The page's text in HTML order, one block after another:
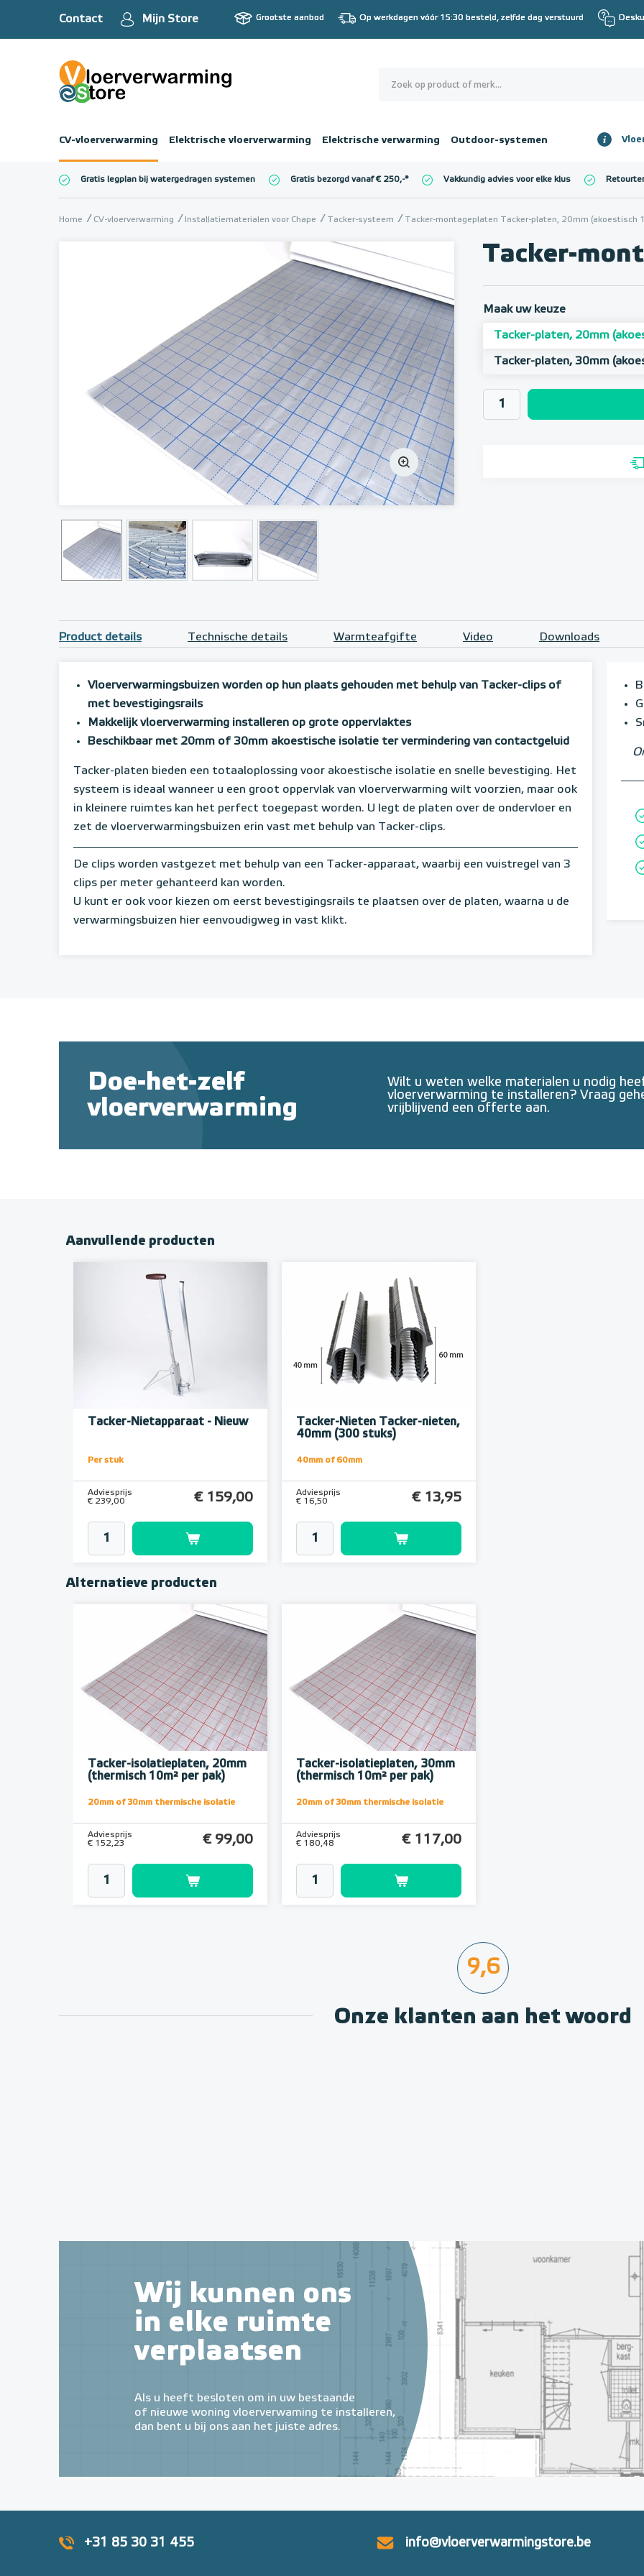
Contact Mijn Store Grootste aanbod Op werkdagen vóór 15:30 besteld, zelfde dag verstuurd
CV-vloerverwarming Elektrische vloerverwarming Elektrische verwarming Outdoor-systemen
€ 0,00
Gratis legplan bij watergedragen systemen Gratis bezorgd vanaf € 250,-* Vakkundig advies voor elke klus
Home CV-vloerverwarming Installatiematerialen voor Chape Tacker-systeem Tacker-montageplaten Tacker-platen, 20mm (akoestisch
Tacker-
Maak uw keuze
Tacker-platen, 20mm
Tacker-platen, 30mm
Product details Technische details Warmteafgifte Video Downloads
Vloerverwarmingsbuizen worden op hun plaats gehouden met behulp van Tacker-clips of
met bevestigingsrails
Makkelijk vloerverwarming installeren op grote oppervlaktes
Beschikbaar met 20mm of 30mm akoestische isolatie ter vermindering van contactgeluid
Tacker-platen bieden een totaaloplossing voor akoestische isolatie en snelle bevestiging. Het
systeem is ideaal wanneer u een groot oppervlak van vloerverwarming wilt voorzien, maar ook
in kleinere ruimtes kan het perfect toegepast worden. U legt de platen over de ondervloer en
zet de vloerverwarmingsbuizen erin vast met behulp van Tacker-clips.
De clips worden vastgezet met behulp van een Tacker-apparaat, waarbij een vuistregel van 3
clips per meter gehanteerd kan worden.
U kunt er ook voor kiezen om eerst bevestigingsrails te plaatsen over de platen, waarna u de
verwarmingsbuizen hier eenvoudigweg in vast klikt.
Doe-het-zelf
vloerverwarming
Wilt u weten welke materialen u nodig
vloerverwarming te installeren? Vraag
vrijblijvend een offerte aan.
Aanvullende producten
Tacker-Nietapparaat - Nieuw
Per stuk
Adviesprijs
€ 239,00
€ 159,00
Tacker-Nieten Tacker-nieten,
40mm (300 stuks)
40mm of 60mm
Adviesprijs
€ 16,50
€ 13,95
Alternatieve producten
Tacker-isolatieplaten, 20mm
(thermisch 10m² per pak)
20mm of 30mm thermische isolatie
Adviesprijs
€ 152,23
€ 99,00
Tacker-isolatieplaten, 30mm
(thermisch 10m² per pak)
20mm of 30mm thermische isolatie
Adviesprijs
€ 180,48
€ 117,00
9,6
Onze klanten aan het woord
Wij kunnen ons
in elke ruimte
verplaatsen
Als u heeft besloten om in uw bestaande
of nieuwe woning vloerverwaming te installeren,
dan bent u bij ons aan het juiste adres.
+31 85 30 31 455 info@vloerverwarmingstore.be